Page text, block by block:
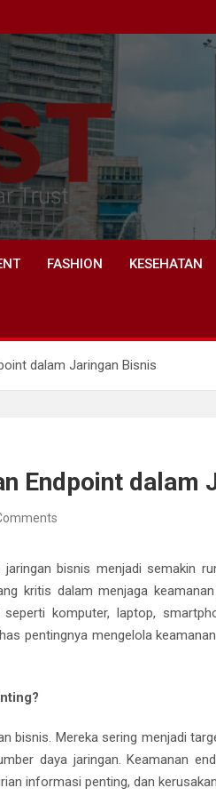
FASHION KESEHATAN
dalam Jaringan Bisnis
Endpoint dalam
bisnis menjadi semakin
kritis dalam menjaga
komputer, laptop,
pentingnya mengelola
bisnis. Mereka sering menjadi
daya jaringan. Keamanan
informasi penting, dan